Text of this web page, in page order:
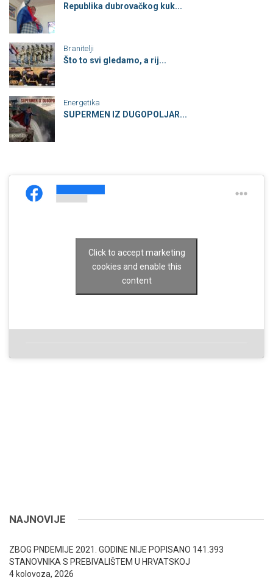
Republika dubrovačkog kuk...
Branitelji
Što to svi gledamo, a rij...
Energetika
SUPERMEN IZ DUGOPOLJAR...
Click to accept marketing
cookies and enable this
content
NAJNOVIJE
ZBOG PNDEMIJE 2021. GODINE NIJE POPISANO 141.393
STANOVNIKA S PREBIVALIŠTEM U HRVATSKOJ
4 kolovoza, 2026